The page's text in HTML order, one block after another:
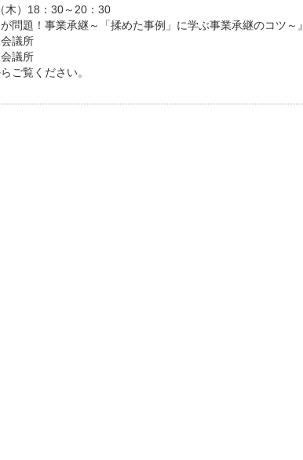
木）18：30～20：30
問題！事業承継～「揉めた事例」に学ぶ事業承継のコツ～』
会議所
議所
ご覧ください。